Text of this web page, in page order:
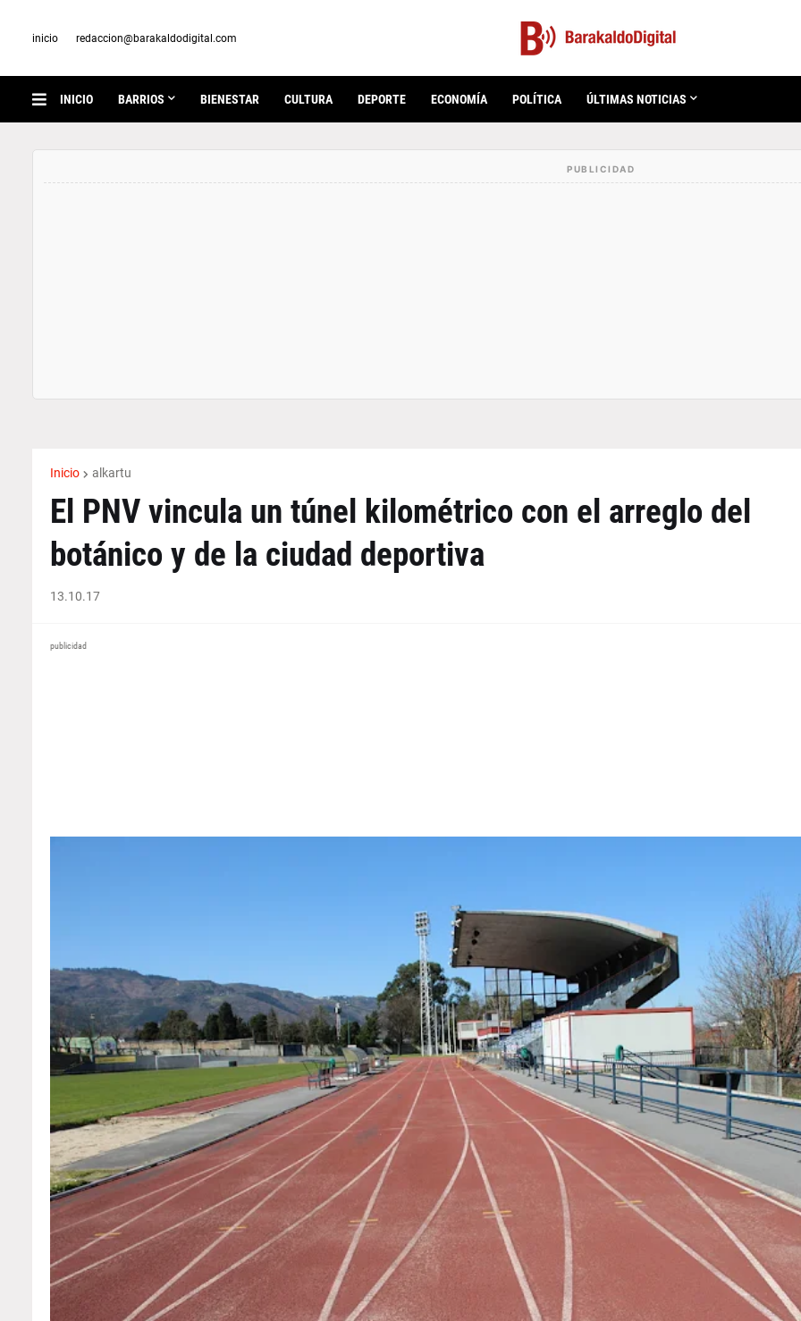
inicio redaccion@barakaldodigital.com
INICIO BARRIOS BIENESTAR CULTURA DEPORTE ECONOMÍA POLÍTICA ÚLTIMAS NOTICIAS
Inicio alkartu
El PNV vincula un túnel kilométrico con el arreglo del
botánico y de la ciudad deportiva
13.10.17
publicidad